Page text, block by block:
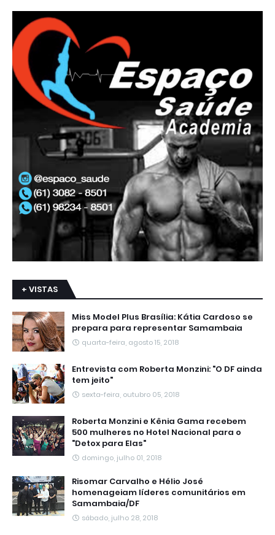
+ VISTAS
Miss Model Plus Brasília: Kátia Cardoso se
prepara para representar Samambaia
quarta-feira, agosto 15, 2018
Entrevista com Roberta Monzini: "O DF ainda
tem jeito"
sexta-feira, outubro 05, 2018
Roberta Monzini e Kênia Gama recebem
500 mulheres no Hotel Nacional para o
"Detox para Elas"
domingo, julho 01, 2018
Risomar Carvalho e Hélio José
homenageiam líderes comunitários em
Samambaia/DF
sábado, julho 28, 2018